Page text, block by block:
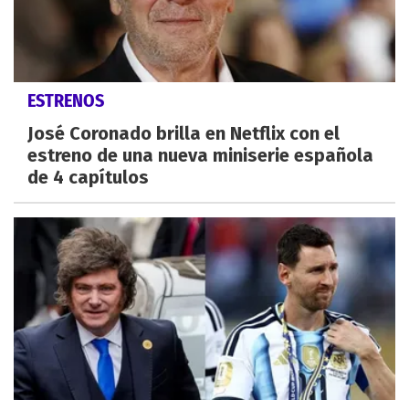
ESTRENOS
José Coronado brilla en Netflix con el
estreno de una nueva miniserie española
de 4 capítulos